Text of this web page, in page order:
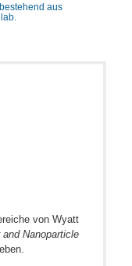
aus
von Wyatt
Nanoparticle